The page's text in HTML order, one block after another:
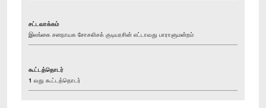
சட்டவாக்கம்
இலங்கை சனநாயக சோசலிசக் குடியரசின் எட்டாவது பாராளுமன்றம்
கூட்டத்தொடர்
1 வது கூட்டத்தொடர்